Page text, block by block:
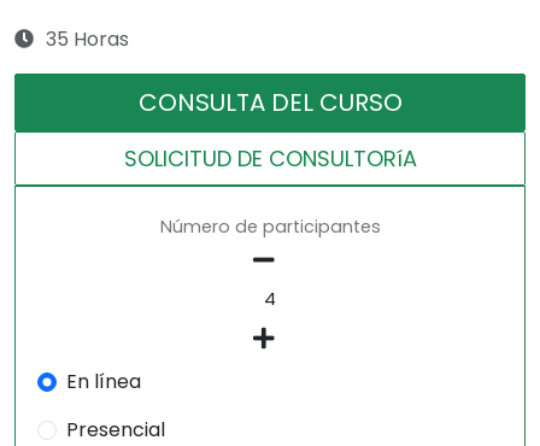
35 Horas
CONSULTA DEL CURSO
SOLICITUD DE CONSULTORíA
Número de participantes
En línea
Presencial